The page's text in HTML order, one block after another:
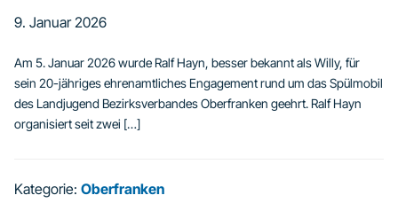
9. Januar 2026
Am 5. Januar 2026 wurde Ralf Hayn, besser bekannt als Willy, für
sein 20-jähriges ehrenamtliches Engagement rund um das Spülmobil
des Landjugend Bezirksverbandes Oberfranken geehrt. Ralf Hayn
organisiert seit zwei […]
Kategorie: Oberfranken